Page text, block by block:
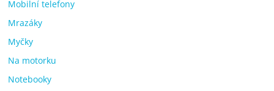
Mobilní telefony
Mrazáky
Myčky
Na motorku
Notebooky